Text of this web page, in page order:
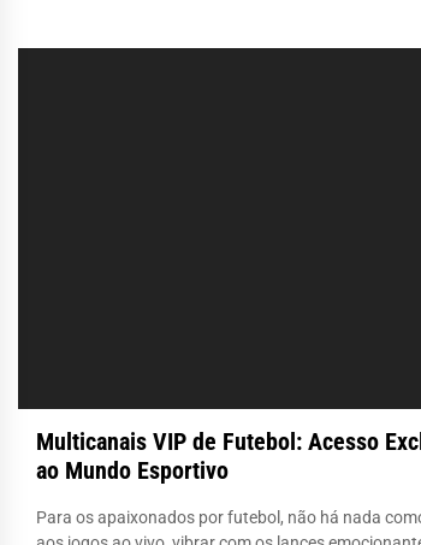
Multicanais VIP de Futebol: Acesso
ao Mundo Esportivo
Para os apaixonados por futebol, não há nada